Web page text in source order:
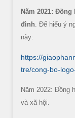
Năm 2021:
đình . Để hiểu ý
này:
https://
tre/cong-bo-
Năm 2022: Đồng
và xã hội.